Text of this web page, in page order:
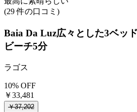
(29 件の口コミ)
Baia Da Luz広々とした3ベッ
ビーチ5分
ラゴス
10% OFF
￥33,481
￥37,202